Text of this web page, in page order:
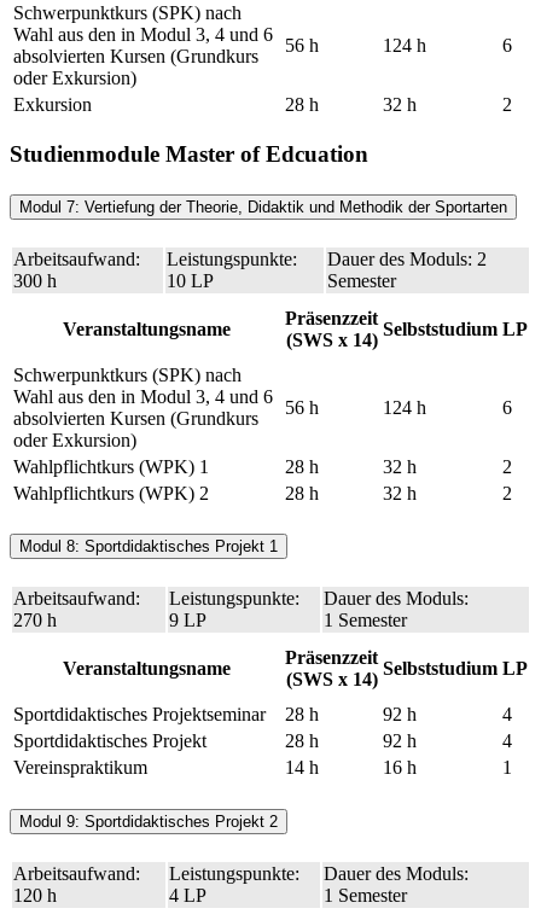
Schwerpunktkurs (SPK) nach
Wahl aus den in Modul 3, 4 und 6
absolvierten Kursen (Grundkurs
oder Exkursion)
56 h 124 h 6
Exkursion 28 h 32 h 2
Studienmodule Master of Edcuation
Modul 7: Vertiefung der Theorie, Didaktik und Methodik der Sportarten
Arbeitsaufwand:
300 h
Leistungspunkte:
10 LP
Dauer des Moduls: 2
Semester
Veranstaltungsname
Präsenzzeit
(SWS x 14)
Selbststudium LP
Schwerpunktkurs (SPK) nach
Wahl aus den in Modul 3, 4 und 6
absolvierten Kursen (Grundkurs
oder Exkursion)
56 h 124 h 6
Wahlpflichtkurs (WPK) 1 28 h 32 h
2
Wahlpflichtkurs (WPK) 2
28 h 32 h 2
Modul 8: Sportdidaktisches Projekt 1
Arbeitsaufwand:
270 h
Leistungspunkte:
9 LP
Dauer des Moduls:
1 Semester
Veranstaltungsname
Präsenzzeit
(SWS x 14)
Selbststudium LP
Sportdidaktisches Projektseminar 28 h 92 h
4
Sportdidaktisches Projekt
28 h 92 h
4
Vereinspraktikum
14 h 16 h 1
Modul 9: Sportdidaktisches Projekt 2
Arbeitsaufwand:
120 h
Leistungspunkte:
4 LP
Dauer des Moduls:
1 Semester